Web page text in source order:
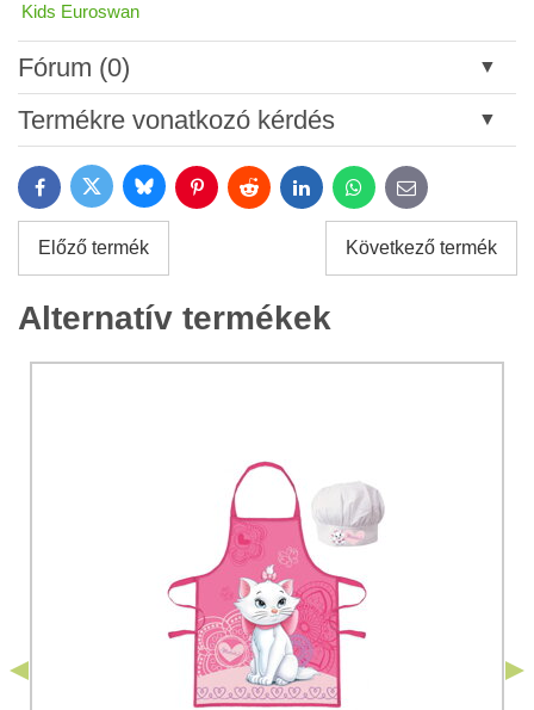
Kids Euroswan
Fórum (0)
Új hozzászólás
Cím:
Név:*
Hozzájárulok a személyes adatok kezeléséhez a űrlap
elküldése céljából. Megismertem a Bomba
feltételeit.*
Termékre vonatkozó kérdés
*
Az Ön email címe: *
FacebookTwitter BlueskyPinterestReddit LinkedInWhatsApp
E-
mail
Előző termék Következő termék
Alternatív termékek